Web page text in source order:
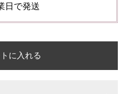
日で発送
に入れる